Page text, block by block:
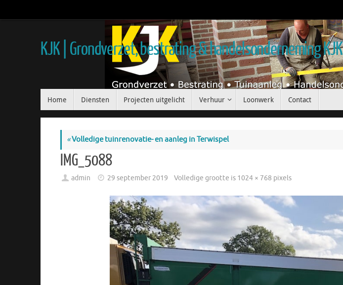
KJK | Grondverzet, bestrating & handelsonderneming KJK
Home Diensten Projecten uitgelicht Verhuur Loonwerk Contact
«Volledige tuinrenovatie- en aanleg in Terwispel
IMG_5088
admin 29 september 2019 Volledige grootte is 1024 × 768 pixels